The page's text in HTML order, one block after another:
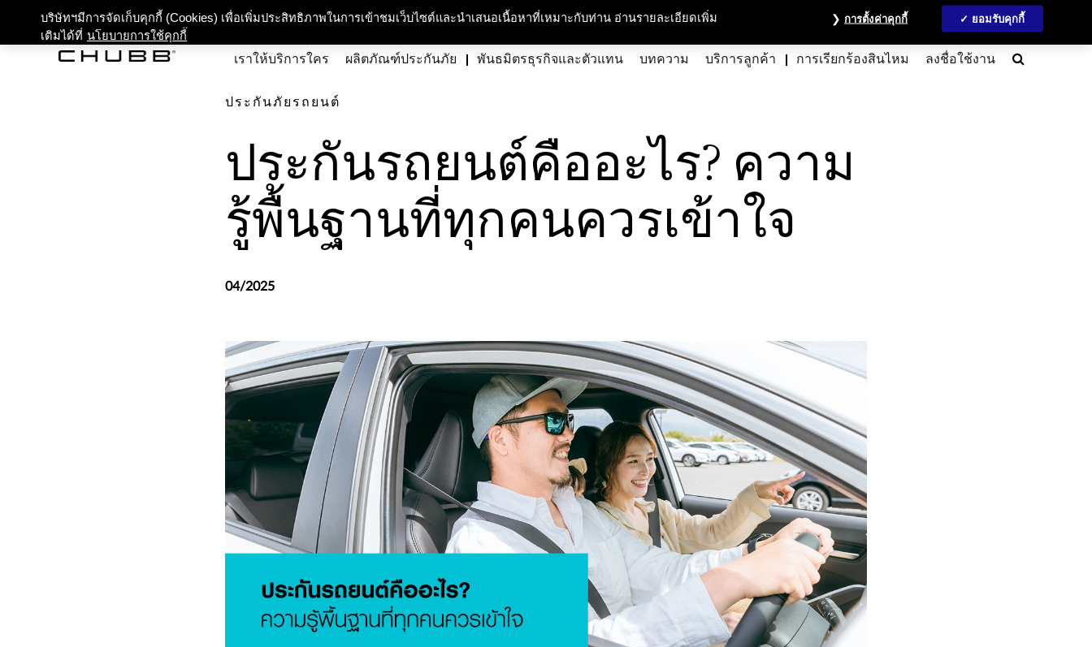
เกี่ยวกับเรา ความรับผิดชอบต่อสังคมและสิ่งแวดล้อม สนใจร่วมงาน ศูนย์สื่อมวลชน MyAccount English
เราให้บริการใคร ผลิตภัณฑ์ประกันภัย พันธมิตรธุรกิจและตัวแทน บทความ บริการลูกค้า การเรียกร้องสินไหม ลงชื่อใช้งาน Search
ประกันภัยรถยนต์
ประกันรถยนต์คืออะไร? ความ
รู้พื้นฐานที่ทุกคนควรเข้าใจ
04/2025
บริษัทฯมีการจัดเก็บคุกกี้ (Cookies) เพื่อเพิ่มประสิทธิภาพในการเข้าชมเว็บไซต์และนำเสนอเนื้อหาที่เหมาะกับท่าน อ่านรายละเอียดเพิ่ม
เติมได้ที่ นโยบายการใช้คุกกี้
การตั้งค่าคุกกี้ ยอมรับคุกกี้